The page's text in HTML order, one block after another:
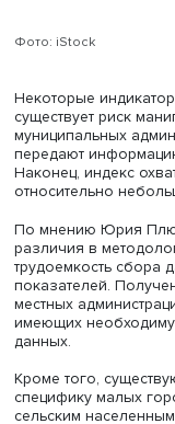
Однако у него
Кроме того,
городской среды
из 302.
домохозяйств.